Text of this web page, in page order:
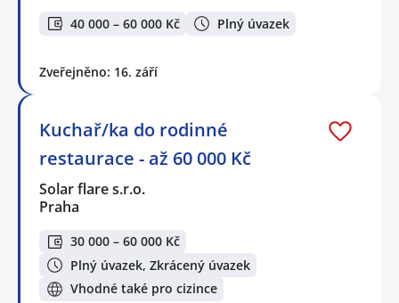
40 000 – 60 000 Kč Plný úvazek
Zveřejněno: 16. září
Kuchař/ka do rodinné
restaurace - až 60 000 Kč
Solar flare s.r.o.
Praha
30 000 – 60 000 Kč
Plný úvazek, Zkrácený úvazek
Vhodné také pro cizince